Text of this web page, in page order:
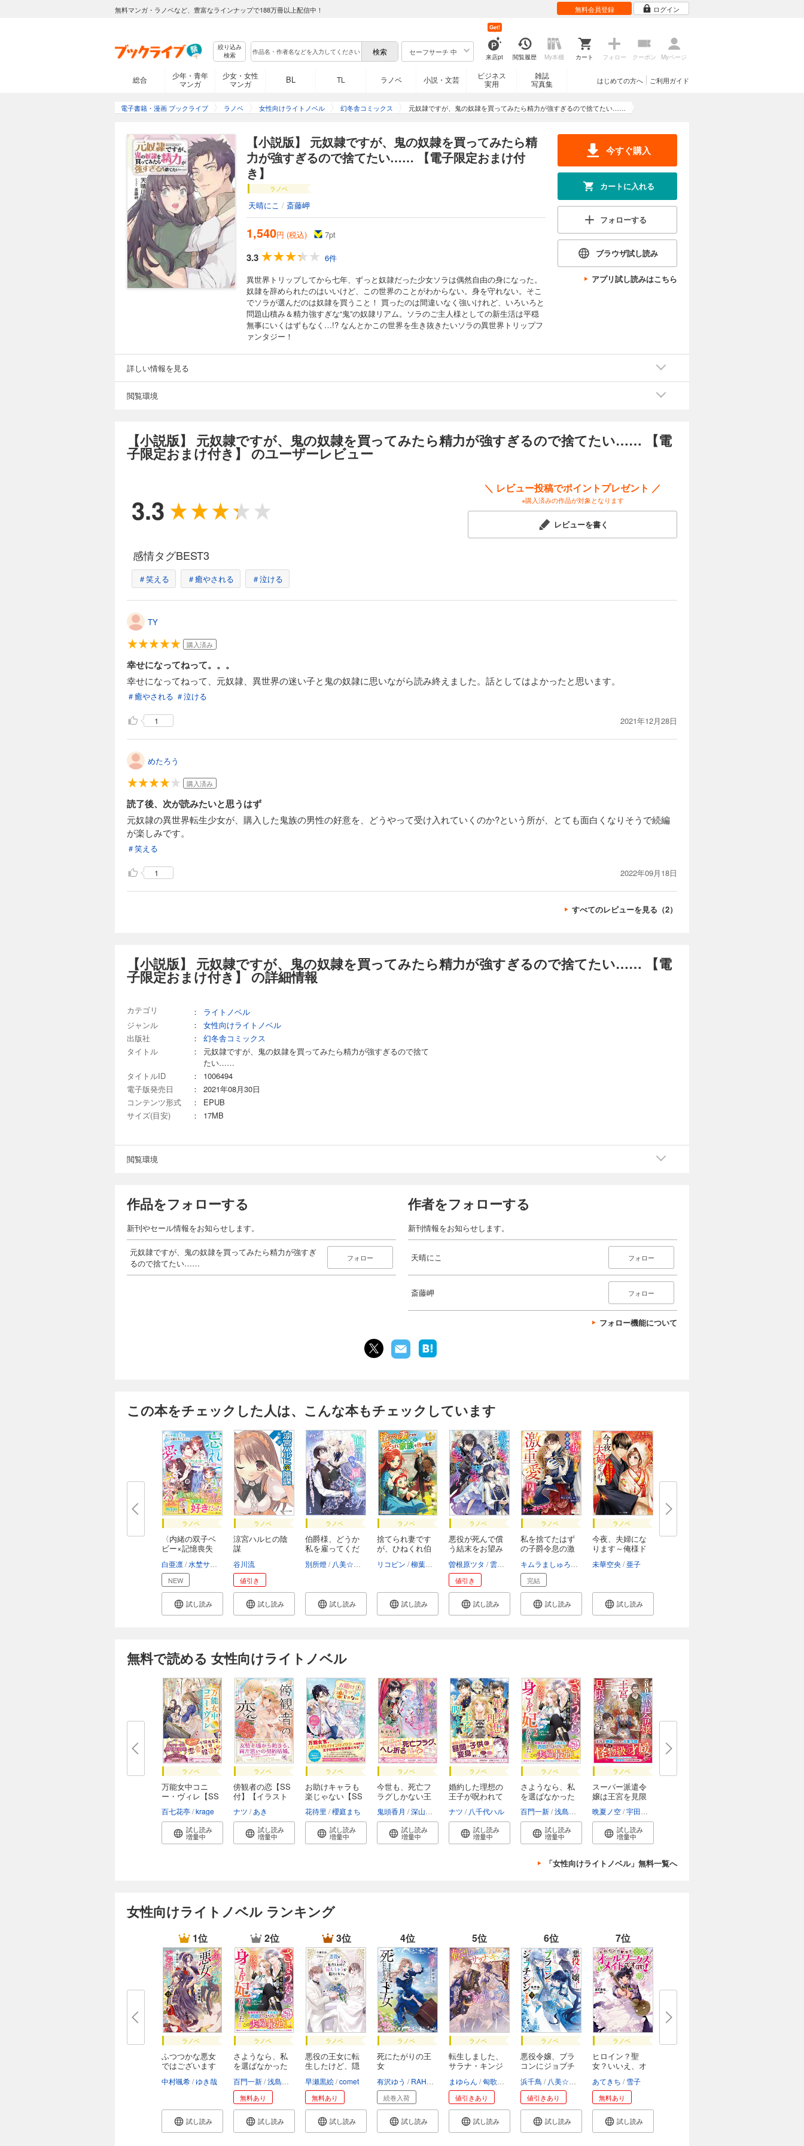
無料マンガ・ラノベなど、豊富なラインナップで188万冊以上配信中！ 無料会員登録 ログイン
絞り込み
検索
セーフサーチ 中
来店pt
Get!
閲覧履歴 My本棚 カート フォロー クーポン Myページ
総合
少年・青年
マンガ
少女・女性
マンガ
BL TL ラノベ 小説・文芸
ビジネス
実用
雑誌
写真集
ご利用ガイド
はじめての方へ
電子書籍・漫画 ブックライブ ラノベ 女性向けライトノベル 幻冬舎コミックス 元奴隷ですが、鬼の奴隷を買ってみたら精力が強すぎるので捨てたい……
【小説版】 元奴隷ですが、鬼の奴隷を買ってみたら精
力が強すぎるので捨てたい…… 【電子限定おまけ付
き】
ラノベ
天晴にこ / 斎藤岬
1,540円 (税込) 7pt
3.3
6件
異世界トリップしてから七年、ずっと奴隷だった少女ソラは偶然自由の身になった。
奴隷を辞められたのはいいけど、この世界のことがわからない。身を守れない。そこ
でソラが選んだのは奴隷を買うこと！ 買ったのは間違いなく強いけれど、いろいろと
問題山積み＆精力強すぎな“鬼”の奴隷リアム。ソラのご主人様としての新生活は平穏
無事にいくはずもなく…!? なんとかこの世界を生き抜きたいソラの異世界トリップフ
ァンタジー！
今すぐ購入
カートに入れる
フォローする
ブラウザ試し読み
アプリ試し読みはこちら
詳しい情報を見る
閲覧環境
【小説版】 元奴隷ですが、鬼の奴隷を買ってみたら精力が強すぎるので捨てたい…… 【電
子限定おまけ付き】 のユーザーレビュー
3.3
＼ レビュー投稿でポイントプレゼント ／
※購入済みの作品が対象となります
レビューを書く
感情タグBEST3
＃笑える ＃癒やされる ＃泣ける
TY
購入済み
幸せになってねって。。。
幸せになってねって、元奴隷、異世界の迷い子と鬼の奴隷に思いながら読み終えました。話としてはよかったと思います。
＃癒やされる ＃泣ける
1 2021年12月28日
めたろう
購入済み
読了後、次が読みたいと思うはず
元奴隷の異世界転生少女が、購入した鬼族の男性の好意を、どうやって受け入れていくのか?という所が、とても面白くなりそうで続編
が楽しみです。
＃笑える
1 2022年09月18日
すべてのレビューを見る（2）
【小説版】 元奴隷ですが、鬼の奴隷を買ってみたら精力が強すぎるので捨てたい…… 【電
子限定おまけ付き】 の詳細情報
カテゴリ ：
ライトノベル
ジャンル
：
女性向けライトノベル
出版社
：
幻冬舎コミックス
タイトル
：
元奴隷ですが、鬼の奴隷を買ってみたら精力が強すぎるので捨て
たい……
タイトルID
：
1006494
電子版発売日
：
2021年08月30日
コンテンツ形式
：
EPUB
サイズ(目安)
： 17MB
閲覧環境
作品をフォローする
新刊やセール情報をお知らせします。
元奴隷ですが、鬼の奴隷を買ってみたら精力が強すぎ
るので捨てたい……
フォロー
作者をフォローする
新刊情報をお知らせします。
天晴にこ フォロー
斎藤岬 フォロー
フォロー機能について
この本をチェックした人は、こんな本もチェックしています
ラノベ
〈内緒の双子ベ
ビー×記憶喪失
白亜凛 水埜サイコロ
NEW
試し読み
ラノベ
涼宮ハルヒの陰
謀
谷川流
値引き
試し読み
ラノベ
伯爵様、どうか
私を雇ってくだ
別所燈 八美☆わん
試し読み
ラノベ
捨てられ妻です
が、ひねくれ伯
リコピン 柳葉キリコ
試し読み
ラノベ
悪役が死んで償
う結末をお望み
で...
曽根原ツタ 雲屋ゆきお
値引き
試し読み
ラノベ
私を捨てたはず
の子爵令息の激
藤咲ねねば
完結
試し読み
ラノベ
今夜、夫婦にな
ります～俺様ド
未華空央 亜子
試し読み
無料で読める 女性向けライトノベル
ラノベ
万能女中コニ
ー・ヴィレ【SS
百七花亭 krage
試し読み
増量中
ラノベ
傍観者の恋【SS
付】【イラスト
ナツ あき
試し読み
増量中
ラノベ
お助けキャラも
楽じゃない【SS
花待里 櫻庭まち
試し読み
増量中
ラノベ
今世も、死亡フ
ラグしかない王
鬼頭香月 深山キリ
試し読み
増量中
ラノベ
婚約した理想の
王子が呪われて
ナツ 八千代ハル
試し読み
増量中
ラノベ
さようなら、私
を選ばなかった
百門一新 浅島ヨシユキ
試し読み
増量中
ラノベ
スーパー派遣令
嬢は王宮を見限
晩夏ノ空 宇田川みぅ
試し読み
増量中
「女性向けライトノベル」無料一覧へ
女性向けライトノベル ランキング
1位
ラノベ
ふつつかな悪女
ではございます
中村颯希 ゆき哉
試し読み
2位
ラノベ
さようなら、私
を選ばなかった
百門一新 浅島ヨシユキ
無料あり
試し読み
3位
ラノベ
悪役の王女に転
生したけど、隠
早瀬黒絵 comet
無料あり
試し読み
4位
ラノベ
死にたがりの王
女
有沢ゆう RAHWIA
続巻入荷
試し読み
5位
ラノベ
転生しました、
サラナ・キンジ
まゆらん 匈歌ハトリ
値引きあり
試し読み
6位
ラノベ
悪役令嬢、ブラ
コンにジョブチ
浜千鳥 八美☆わん
値引きあり
試し読み
7位
ラノベ
ヒロイン？聖
女？いいえ、オ
あてきち 雪子
無料あり
試し読み